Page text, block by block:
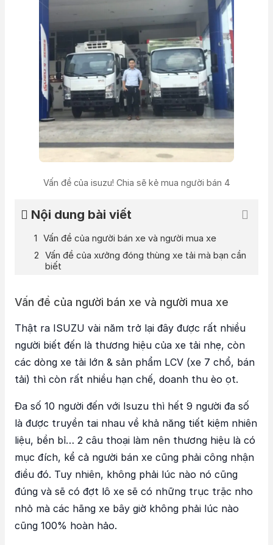
Vấn đề của isuzu! Chia sẽ kẻ mua người bán 4
Nội dung bài viết
Vấn đề của người bán xe và người mua xe
Vấn đề của xưởng đóng thùng xe tải mà bạn cần
biết
Vấn đề của người bán xe và người mua xe
Thật ra ISUZU vài năm trở lại đây được rất nhiều
người biết đến là thương hiệu của xe tải nhẹ, còn
các dòng xe tải lớn & sản phẩm LCV (xe 7 chổ, bán
tải) thì còn rất nhiều hạn chế, doanh thu èo ọt.
Đa số 10 người đến với Isuzu thì hết 9 người đa số
là được truyền tai nhau về khả năng tiết kiệm nhiên
liệu, bền bỉ… 2 câu thoại làm nên thương hiệu là có
mục đích, kể cả người bán xe cũng phải công nhận
điều đó. Tuy nhiên, không phải lúc nào nó cũng
đúng và sẽ có đợt lô xe sẽ có những trục trặc nho
nhỏ mà các hãng xe bây giờ không phải lúc nào
cũng 100% hoàn hảo.